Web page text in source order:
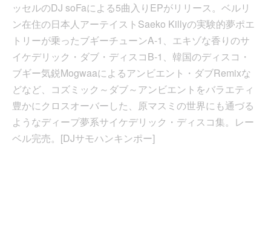
ッセルのDJ soFaによる5曲入りEPがリリース。ベルリ
ン在住の日本人アーテイストSaeko Killyの実験的夢ポエ
トリーが乗ったブギーチューンA-1、エキゾな香りのサ
イケデリック・ダブ・ディスコB-1、韓国のディスコ・
ブギー気鋭Mogwaaによるアンビエント・ダブRemixな
どなど、コズミック～ダブ～アンビエントをバラエティ
豊かにクロスオーバーした、原マスミの世界にも通づる
ようなディープ夢系サイケデリック・ディスコ集。レー
ベル完売。[DJサモハンキンポー]